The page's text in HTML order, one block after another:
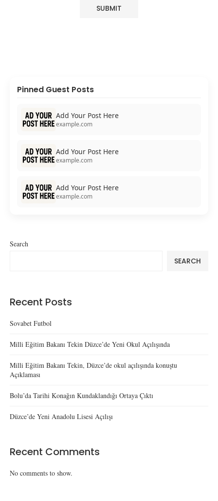
Pinned Guest Posts
Add Your Post Here
example.com
Add Your Post Here
example.com
Add Your Post Here
example.com
Search
SEARCH
Recent Posts
Sovabet Futbol
Milli Eğitim Bakanı Tekin Düzce’de Yeni Okul Açılışında
Milli Eğitim Bakanı Tekin, Düzce’de okul açılışında konuştu
Açıklaması
Bolu’da Tarihi Konağın Kundaklandığı Ortaya Çıktı
Düzce’de Yeni Anadolu Lisesi Açılışı
Recent Comments
No comments to show.